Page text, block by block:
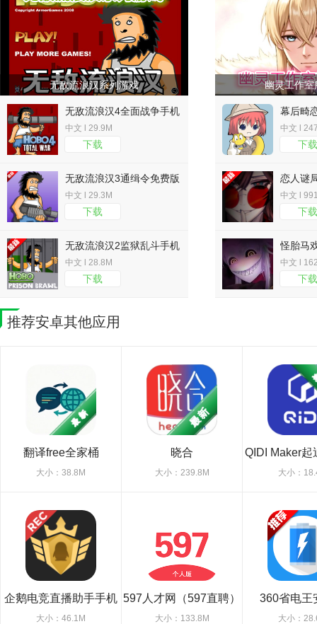
无敌流浪汉系列游戏
无敌流浪汉4全面战争手机
版v1.00.3
中文 l 29.9M
下载
无敌流浪汉3通缉令免费版
v1.00.30
中文 l 29.3M
下载
无敌流浪汉2监狱乱斗手机
版v1.00.3
中文 l 28.8M
下载
幽灵工作室
幕后畸
中文 l
下载
恋人谜
中文 l
下载
怪胎马
文下载
中文 l
下载
推荐安卓其他应用
翻译free全家桶
大小：38.8M
晓合
大小：239.8M
QIDI Maker起
切片软
大小：
企鹅电竞直播助手手机
最新版
大小：46.1M
597人才网（597直聘）
app个人版
大小：133.8M
360省电王
大小：